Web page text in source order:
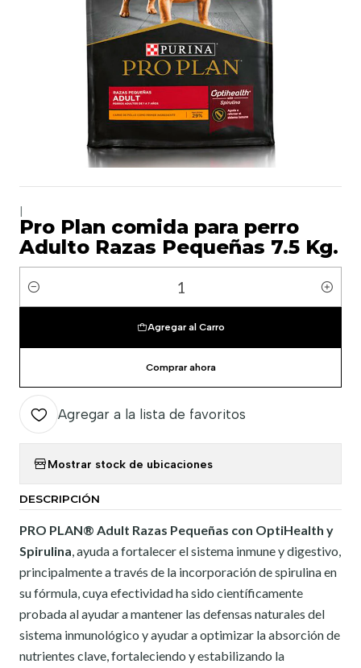
Pro Plan comida para perro
Adulto Razas Pequeñas 7.5 Kg.
Cantidad
Agregar al Carro
Comprar ahora
Agregar a la lista de favoritos
Mostrar stock de ubicaciones
DESCRIPCIÓN
PRO PLAN® Adult Razas Pequeñas con OptiHealth y
Spirulina, ayuda a fortalecer el sistema inmune y digestivo,
principalmente a través de la incorporación de spirulina en
su fórmula, cuya efectividad ha sido científicamente
probada al ayudar a mantener las defensas naturales del
sistema inmunológico y ayudar a optimizar la absorción de
nutrientes clave, fortaleciendo y estabilizando la